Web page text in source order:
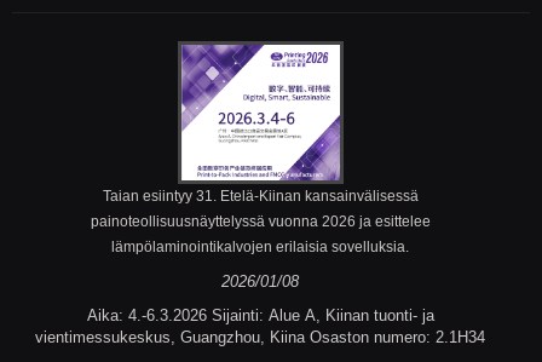
Taian esiintyy 31. Etelä-Kiinan kansainvälisessä
painoteollisuusnäyttelyssä vuonna 2026 ja esittelee
lämpölaminointikalvojen erilaisia ​​sovelluksia.
2026/01/08
Aika: 4.-6.3.2026 Sijainti: Alue A, Kiinan tuonti- ja
vientimessukeskus, Guangzhou, Kiina Osaston numero: 2.1H34